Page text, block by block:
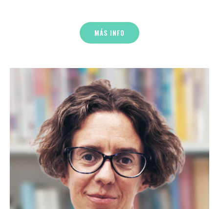
MÁS INFO
Annabel Lemétais
Apasionada por entender nuestro funcionamiento
interno como personas, me he especializado en la
comunicación efectiva y los hábitos de bienestar
sostenibles.